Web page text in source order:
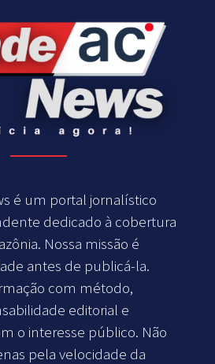
é um portal jornalístico
dedicado à cobertura
Nossa missão é
antes de publicá-la.
com método,
editorial e
o interesse público. Não
pela velocidade da